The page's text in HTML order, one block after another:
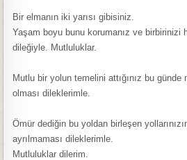
Bir elmanın iki yarısı gibisiniz.
Yaşam boyu bunu korumanız ve birbirinizi
dileğiyle. Mutluluklar.
Mutlu bir yolun temelini attığınız bu günde
olması dileklerimle.
Ömür dediğin bu yoldan birleşen
ayrılmaması dileklerimle.
Mutluluklar dilerim.